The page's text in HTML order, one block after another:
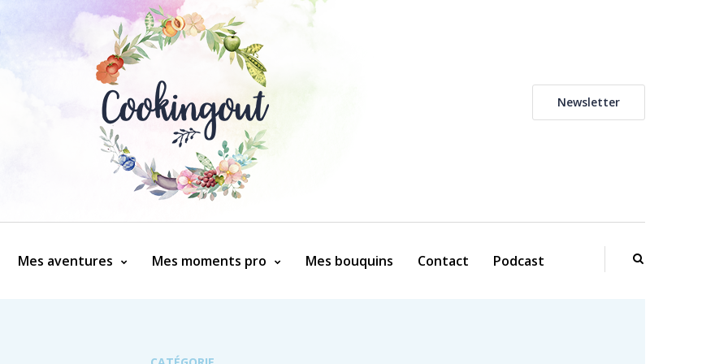
Newsletter
Mes aventures Mes moments pro Mes bouquins Contact Podcast